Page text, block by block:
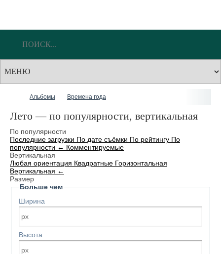
Альбомы Времена года
Лето — по популярности, вертикальная
По популярности
Последние загрузки По дате съёмки По рейтингу По
популярности ← Комментируемые
Вертикальная
Любая ориентация Квадратные Горизонтальная
Вертикальная ←
Размер
Больше чем
Ширина
Высота